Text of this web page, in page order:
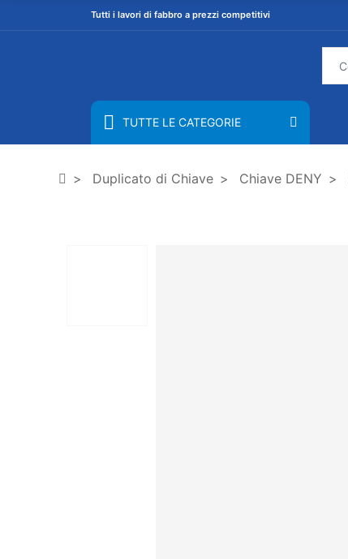
Tutti i lavori di fabbro a prezzi competitivi
TUTTE LE CATEGORIE
Duplicato di Chiave Chiave DENY